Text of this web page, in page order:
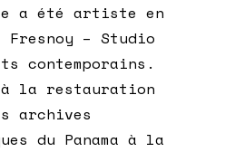
a été artiste en
Fresnoy – Studio
contemporains.
la restauration
archives
du Panama à la